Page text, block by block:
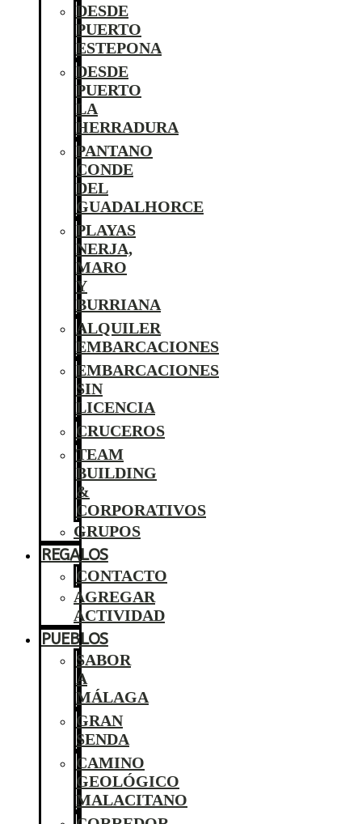
DESDE
PUERTO
ESTEPONA
DESDE
PUERTO
LA
HERRADURA
PANTANO
CONDE
DEL
GUADALHORCE
PLAYAS
NERJA,
MARO
Y
BURRIANA
ALQUILER
EMBARCACIONES
EMBARCACIONES
SIN
LICENCIA
CRUCEROS
TEAM
BUILDING
&
CORPORATIVOS
GRUPOS
REGALOS
CONTACTO
AGREGAR
ACTIVIDAD
PUEBLOS
SABOR
A
MÁLAGA
GRAN
SENDA
CAMINO
GEOLÓGICO
MALACITANO